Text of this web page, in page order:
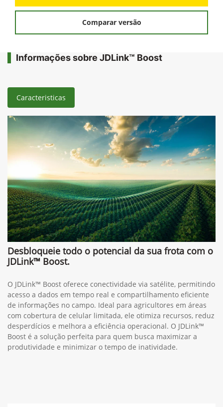
Comparar versão
Informações sobre JDLink™ Boost
Caracteristicas
Desbloqueie todo o potencial da sua frota com o
JDLink™ Boost.
O JDLink™ Boost oferece conectividade via satélite, permitindo
acesso a dados em tempo real e compartilhamento eficiente
de informações no campo. Ideal para agricultores em áreas
com cobertura de celular limitada, ele otimiza recursos, reduz
desperdícios e melhora a eficiência operacional. O JDLink™
Boost é a solução perfeita para quem busca maximizar a
produtividade e minimizar o tempo de inatividade.